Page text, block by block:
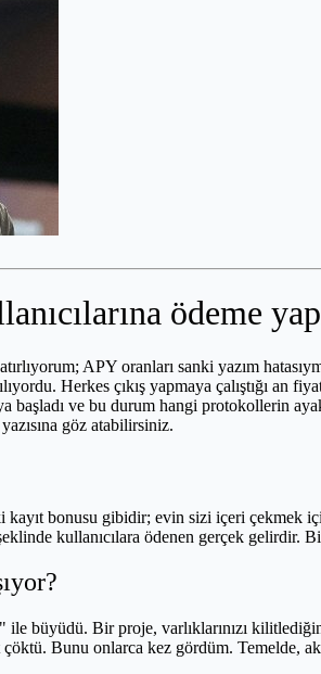
ödeme
APY oranları sanki yazım
Herkes çıkış yapmaya çalıştığı
başladı ve bu durum hangi protokollerin
göz atabilirsiniz.
bonusu gibidir; evin sizi içeri çekmek
kullanıcılara ödenen gerçek gelirdir.
büyüdü. Bir proje, varlıklarınızı
Bunu onlarca kez gördüm. Temelde,